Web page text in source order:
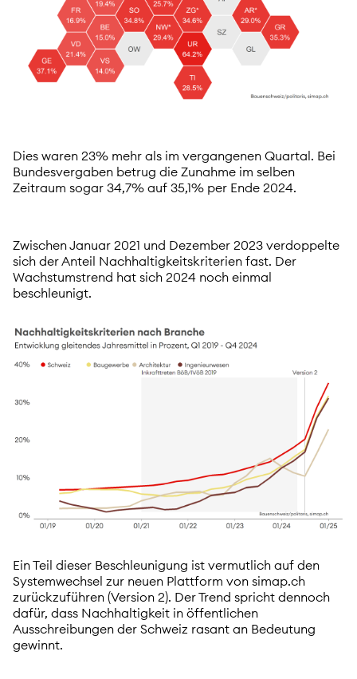
Dies waren 23% mehr als im vergangenen Quartal. Bei
Bundesvergaben betrug die Zunahme im selben
Zeitraum sogar 34,7% auf 35,1% per Ende 2024.
Zwischen Januar 2021 und Dezember 2023 verdoppelte
sich der Anteil Nachhaltigkeitskriterien fast. Der
Wachstumstrend hat sich 2024 noch einmal
beschleunigt.
Ein Teil dieser Beschleunigung ist vermutlich auf den
Systemwechsel zur neuen Plattform von simap.ch
zurückzuführen (Version 2). Der Trend spricht dennoch
dafür, dass Nachhaltigkeit in öffentlichen
Ausschreibungen der Schweiz rasant an Bedeutung
gewinnt.